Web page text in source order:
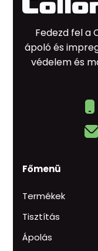
Fedezd fel a
ápoló és
védelem és
Főmenü
Termékek
Tisztítás
Ápolás